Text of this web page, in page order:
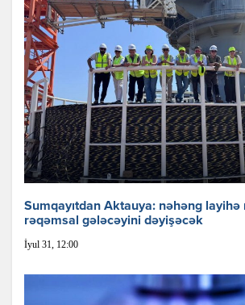
Sumqayıtdan Aktauya: nəhəng layihə
rəqəmsal gələcəyini dəyişəcək
İyul 31, 12:00